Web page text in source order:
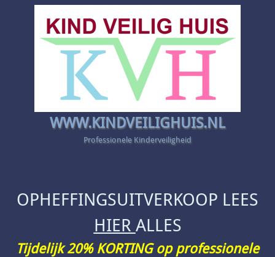
WWW.KINDVEILIGHUIS.NL
Professionele Kinderveiligheid
OPHEFFINGSUITVERKOOP LEES
HIER ALLES
Tijdelijk 20% KORTING op professionele